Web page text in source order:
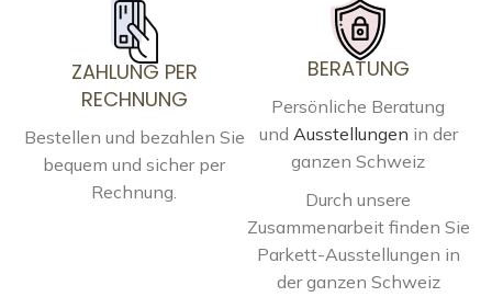
ZAHLUNG PER
RECHNUNG
Bestellen und bezahlen Sie
bequem und sicher per
Rechnung.
BERATUNG
Persönliche Beratung
und Ausstellungen in der
ganzen Schweiz
Durch unsere
Zusammenarbeit finden Sie
Parkett-Ausstellungen in
der ganzen Schweiz